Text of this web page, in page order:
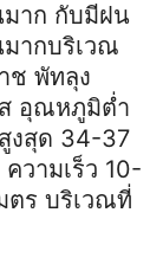
มาก กับมีฝน
ากบริเวณ
ช พัทลุง
อุณหภูมิต่ำ
งสุด 34-37
วามเร็ว 10-
ตร บริเวณที่